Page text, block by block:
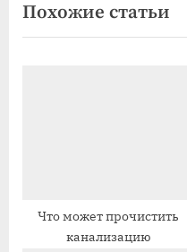
записям
д
ы
а
е
д
а
Похожие статьи
Что может прочистить
канализацию